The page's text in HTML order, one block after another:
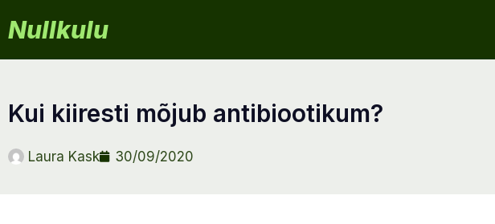
Nullkulu
kui kiiresti mõjub antibiootikum?
Laura Kask 30/09/2020